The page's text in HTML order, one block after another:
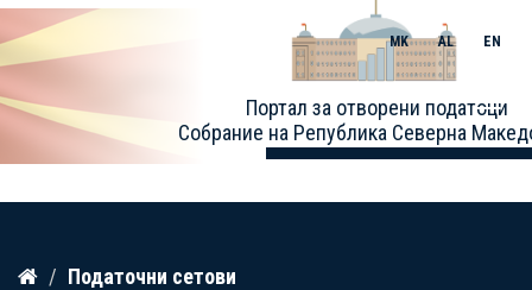
Прескокнете
Портал за отворени податоци
Собрание на Република Северна
MK AL EN
Toggle
Податочни сетови